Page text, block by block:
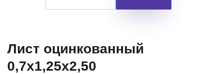
Лист оцинкованный
0,7х1,25х2,50